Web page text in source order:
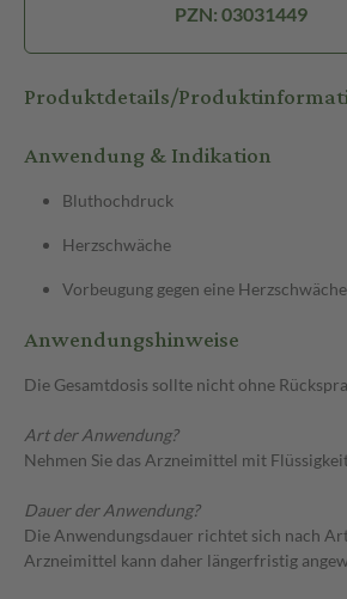
PZN: 03031449
Produktdetails/
Anwendung & Indikation
Bluthochdruck
Herzschwäche
Vorbeugung gegen eine
Anwendungshinweise
Die Gesamtdosis sollte nicht ohne
Art der Anwendung?
Nehmen Sie das Arzneimittel mit Flüssigkeit
Dauer der Anwendung?
Die Anwendungsdauer richtet sich nach
Arzneimittel kann daher längerfristig